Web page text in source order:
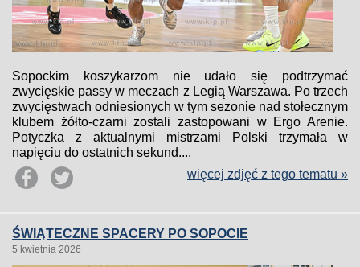
Sopockim koszykarzom nie udało się podtrzymać
zwycięskie passy w meczach z Legią Warszawa. Po trzech
zwycięstwach odniesionych w tym sezonie nad stołecznym
klubem żółto-czarni zostali zastopowani w Ergo Arenie.
Potyczka z aktualnymi mistrzami Polski trzymała w
napięciu do ostatnich sekund....
więcej zdjęć z tego tematu »
ŚWIĄTECZNE SPACERY PO SOPOCIE
5 kwietnia 2026